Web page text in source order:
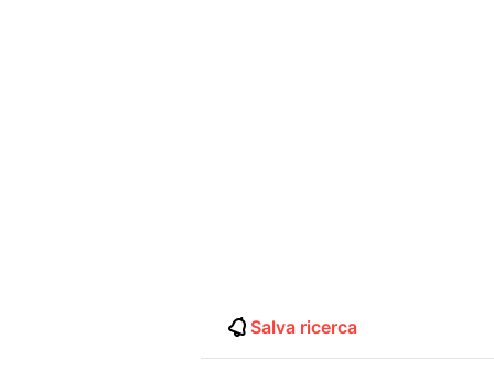
Salva ricerca